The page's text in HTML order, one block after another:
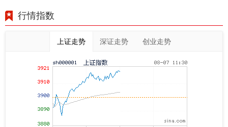
行情指数
上证走势 深证走势 创业走势